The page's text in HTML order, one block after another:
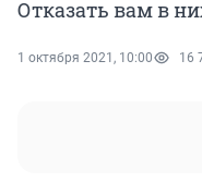
Отказать вам в
1 октября 2021, 10:00 16